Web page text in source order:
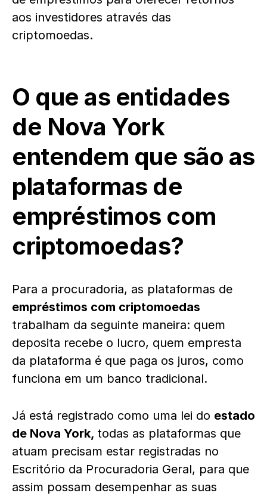
aos investidores através das
criptomoedas.
O que as entidades
de Nova York
entendem que são as
plataformas de
empréstimos com
criptomoedas?
Para a procuradoria, as plataformas de
empréstimos com criptomoedas
trabalham da seguinte maneira: quem
deposita recebe o lucro, quem empresta
da plataforma é que paga os juros, como
funciona em um banco tradicional.
Já está registrado como uma lei do estado
de Nova York, todas as plataformas que
atuam precisam estar registradas no
Escritório da Procuradoria Geral, para que
assim possam desempenhar as suas